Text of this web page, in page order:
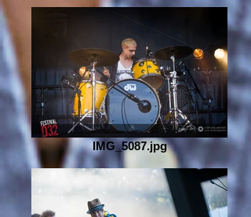
IMG_5087.jpg